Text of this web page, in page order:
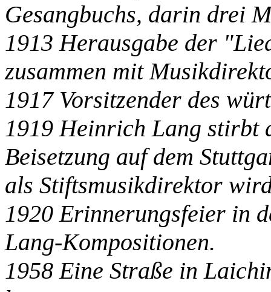
Gesangbuchs, darin drei
1913 Herausgabe der
zusammen mit
1917 Vorsitzender des
1919 Heinrich Lang stirbt
Beisetzung auf dem
als Stiftsmusikdirektor
1920 Erinnerungsfeier in
Lang-Kompositionen.
1958 Eine Straße in